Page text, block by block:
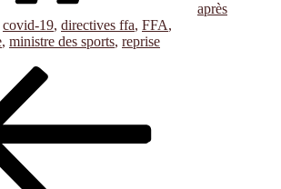
après
covid-19, directives ffa, FFA,
, ministre des sports, reprise